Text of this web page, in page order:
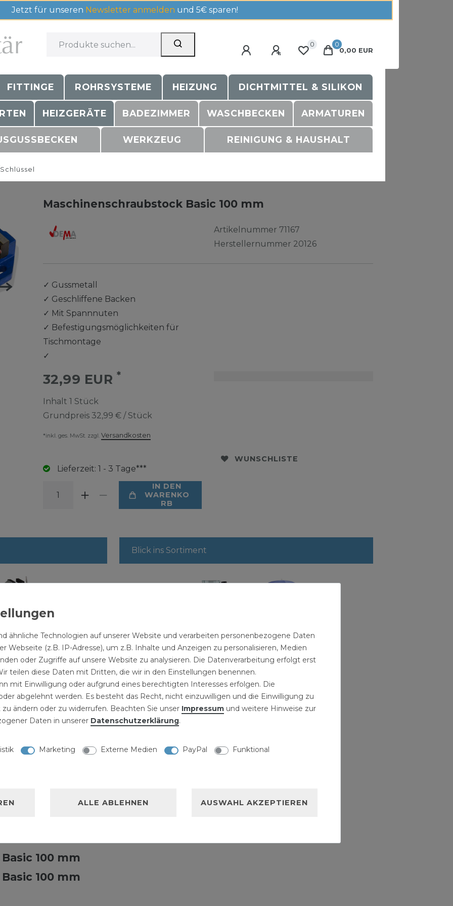
Jetzt für unseren Newsletter anmelden und 5€ sparen!
0
0
0,00 EUR
FITTINGE ROHRSYSTEME HEIZUNG DICHTMITTEL & SILIKON
HEIZGERÄTE BADEZIMMER WASCHBECKEN ARMATUREN
WERKZEUG REINIGUNG & HAUSHALT
Maschinenschraubstock Basic 100 mm
Artikelnummer 71167
Herstellernummer 20126
✓ Gussmetall
✓ Geschliffene Backen
✓ Mit Spannnuten
✓ Befestigungsmöglichkeiten für
Tischmontage
✓
32,99 EUR *
Inhalt 1 Stück
Grundpreis 32,99 € / Stück
*inkl. ges. MwSt. zzgl. Versandkosten
Lieferzeit: 1 - 3 Tage***
IN DEN
WARENKO
RB
WUNSCHLISTE
€ *
Maschinenschraubstock
Basic 75 mm
22,99 € *
Blick ins Sortiment
Grillthermometer
DGT500
9,99 € *
Regenmesser
Messbereich
35 l grün
2,99 € *
Strandschirm
blau 180 /
UV30
39,99 € *
100 mm
100 mm
ähnliche Technologien auf unserer Website und verarbeiten personenbezogene Daten
Webseite (z.B. IP-Adresse), um z.B. Inhalte und Anzeigen zu personalisieren, Medien
oder Zugriffe auf unsere Website zu analysieren. Die Datenverarbeitung erfolgt erst
teilen diese Daten mit Dritten, die wir in den Einstellungen benennen.
mit Einwilligung oder aufgrund eines berechtigten Interesses erfolgen. Die
abgelehnt werden. Es besteht das Recht, nicht einzuwilligen und die Einwilligung zu
ändern oder zu widerrufen. Beachten Sie unser Impressum und weitere Hinweise zur
Daten in unserer Daten­schutz­erklärung.
Marketing Externe Medien PayPal Funktional
ALLE ABLEHNEN AUSWAHL AKZEPTIEREN